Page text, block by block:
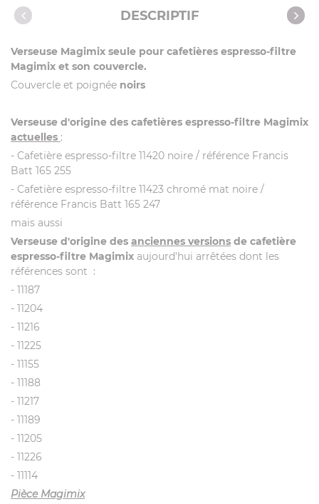
Caractéristiques DESCRIPTIF
Verseuse Magimix seule pour cafetières espresso-filtre
Magimix et son couvercle.
Couvercle et poignée noirs
Verseuse d'origine des cafetières espresso-filtre Magimix
actuelles :
- Cafetière espresso-filtre 11420 noire / référence Francis
Batt 165 255
- Cafetière espresso-filtre 11423 chromé mat noire /
référence Francis Batt 165 247
mais aussi
Verseuse d'origine des anciennes versions de cafetière
espresso-filtre Magimix aujourd'hui arrêtées dont les
références sont :
- 11187
- 11204
- 11216
- 11225
- 11155
- 11188
- 11217
- 11189
- 11205
- 11226
- 11114
Pièce Magimix